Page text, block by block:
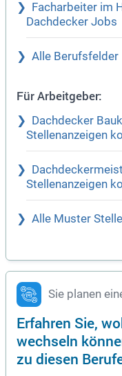
Facharbeiter im
Dachdecker Jobs
Alle Berufsfelder
Für Arbeitgeber:
Dachdecker
Stellenanzeigen
Stellenanzeigen
Alle Muster
Sie planen
Erfahren Sie,
wechseln
zu diesen